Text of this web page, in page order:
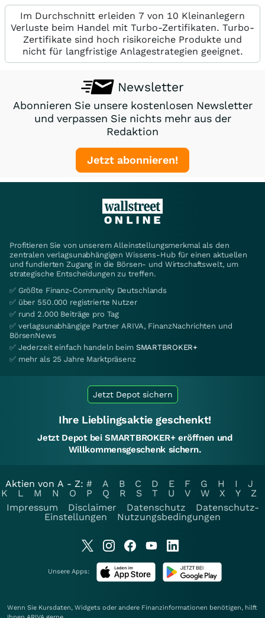
Im Durchschnitt erleiden 7 von 10 Kleinanlegern
Verluste beim Handel mit Turbo-Zertifikaten. Turbo-
Zertifikate sind hoch risikoreiche Produkte und
nicht für langfristige Anlagestrategien geeignet.
Newsletter
Abonnieren Sie unsere kostenlosen Newsletter
und verpassen Sie nichts mehr aus der
Redaktion
Jetzt abonnieren!
Profitieren Sie von unserem Alleinstellungsmerkmal als den
zentralen verlagsunabhängigen Wissens-Hub für einen aktuellen
und fundierten Zugang in die Börsen- und Wirtschaftswelt, um
strategische Entscheidungen zu treffen.
✅ Größte Finanz-Community Deutschlands
✅ über 550.000 registrierte Nutzer
✅ rund 2.000 Beiträge pro Tag
✅ verlagsunabhängige Partner ARIVA, FinanzNachrichten und
BörsenNews
✅ Jederzeit einfach handeln beim SMARTBROKER+
✅ mehr als 25 Jahre Marktpräsenz
Jetzt Depot sichern
Ihre Lieblingsaktie geschenkt!
Jetzt Depot bei SMARTBROKER+ eröffnen und
Willkommensgeschenk sichern.
Aktien von A - Z: # A B C D E F G H I
J
K
L M N O P Q R S T U V W X Y
Z
Impressum
Disclaimer Datenschutz
Datenschutz-
Einstellungen
Nutzungsbedingungen
Unsere Apps:
Wenn Sie Kursdaten, Widgets oder andere Finanzinformationen benötigen, hilft